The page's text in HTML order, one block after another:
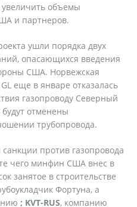
увеличить объемы
и партнеров.
ушли порядка двух
опасающихся введения
США. Норвежская
еще в январе отказалась
газопроводу Северный
будут отменены
трубопровода.
против газопровода
чего минфин США внес в
занятое в строительстве
Фортуна, а
; KVT-RUS, компанию